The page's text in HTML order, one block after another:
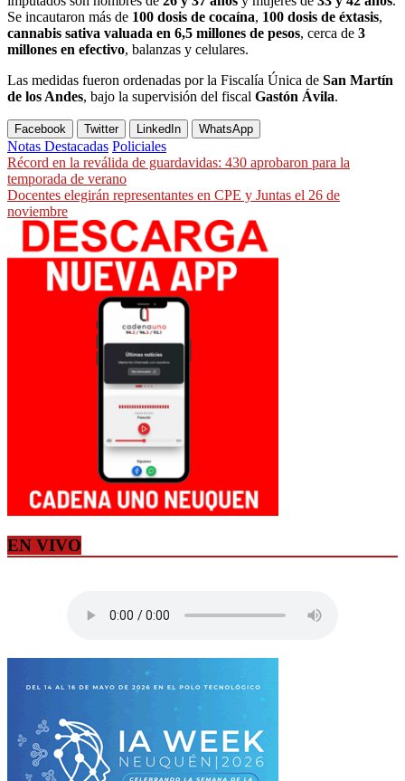
Se incautaron más de 100 dosis de cocaína, 100 dosis de éxtasis,
cannabis sativa valuada en 6,5 millones de pesos, cerca de 3
millones en efectivo, balanzas y celulares.
Las medidas fueron ordenadas por la Fiscalía Única de San Martín
de los Andes, bajo la supervisión del fiscal Gastón Ávila.
Facebook Twitter LinkedIn WhatsApp
Notas Destacadas Policiales
Navegación
de
entradas
Récord en la reválida de guardavidas: 430 aprobaron para la
temporada de verano
Docentes elegirán representantes en CPE y Juntas el 26 de
noviembre
EN VIVO